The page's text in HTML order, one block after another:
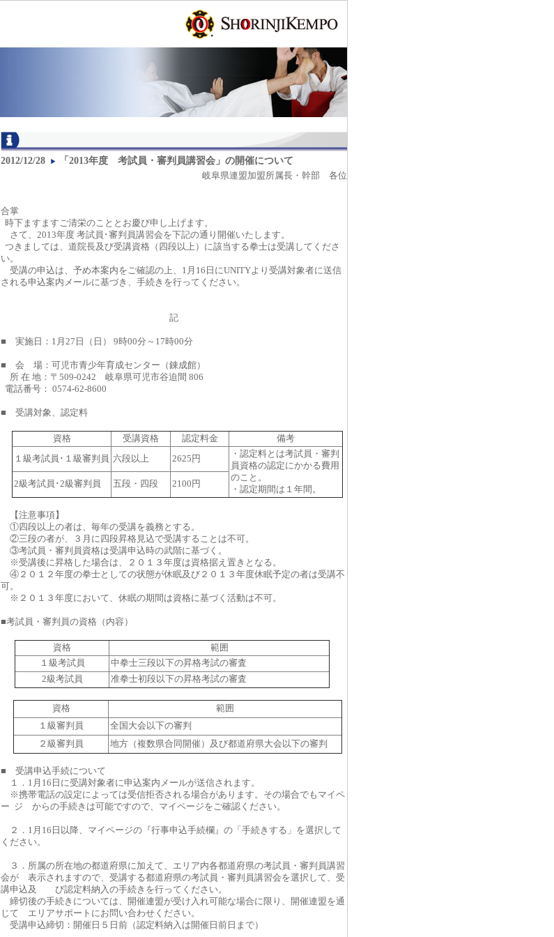
2012/12/28 「2013年度 考試員・審判員講習会」の開催について
岐阜県連盟加盟所属長・幹部 各位
合掌
時下ますますご清栄のこととお慶び申し上げます。
さて、2013年度 考試員･審判員講習会を下記の通り開催いたします。
つきましては、道院長及び受講資格（四段以上）に該当する拳士は受講してくださ
い。
受講の申込は、予め本案内をご確認の上、1月16日にUNITYより受講対象者に送信
される申込案内メールに基づき、手続きを行ってください。
記
■ 実施日：1月27日（日） 9時00分～17時00分
■ 会 場：可児市青少年育成センター（錬成館）
所 在 地： 〒509-0242 岐阜県可児市谷迫間 806
電話番号： 0574-62-8600
■ 受講対象、認定料
資格 受講資格 認定料金 備考
１級考試員･１級審判員 六段以上 2625円
・認定料とは考試員・審判
員資格の認定にかかる費用
のこと。
・認定期間は１年間。
2級考試員･2級審判員 五段・四段 2100円
【注意事項】
①四段以上の者は、毎年の受講を義務とする。
②三段の者が、３月に四段昇格見込で受講することは不可。
③考試員・審判員資格は受講申込時の武階に基づく。
※受講後に昇格した場合は、２０１３年度は資格据え置きとなる。
④２０１２年度の拳士としての状態が休眠及び２０１３年度休眠予定の者は受講不
可。
※２０１３年度において、休眠の期間は資格に基づく活動は不可。
■考試員・審判員の資格（内容）
資格
範囲
１級考試員
中拳士三段以下の昇格考試の審査
2級考試員
准拳士初段以下の昇格考試の審査
資格
範囲
１級審判員
全国大会以下の審判
２級審判員
地方（複数県合同開催）及び都道府県大会以下の審判
■ 受講申込手続について
１．1月16日に受講対象者に申込案内メールが送信されます。
※携帯電話の設定によっては受信拒否される場合があります。その場合でもマイペ
ー ジ からの手続きは可能ですので、マイページをご確認ください。
２．1月16日以降、マイページの『行事申込手続欄』の「手続きする」を選択して
ください。
３．所属の所在地の都道府県に加えて、エリア内各都道府県の考試員・審判員講習
会が 表示されますので、受講する都道府県の考試員・審判員講習会を選択して、受
講申込及 び認定料納入の手続きを行ってください。
締切後の手続きについては、開催連盟が受け入れ可能な場合に限り、開催連盟を通
じて エリアサポートにお問い合わせください。
受講申込締切：開催日５日前（認定料納入は開催日前日まで）